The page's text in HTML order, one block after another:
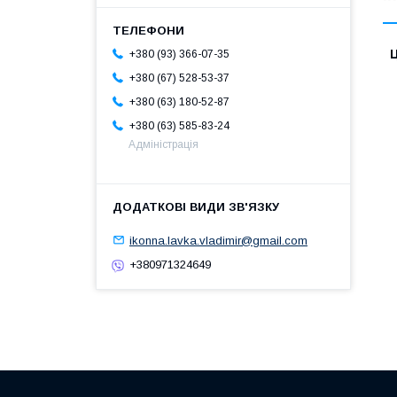
+380 (93) 366-07-35
+380 (67) 528-53-37
+380 (63) 180-52-87
+380 (63) 585-83-24
Адміністрація
ikonna.lavka.vladimir@gmail.com
+380971324649